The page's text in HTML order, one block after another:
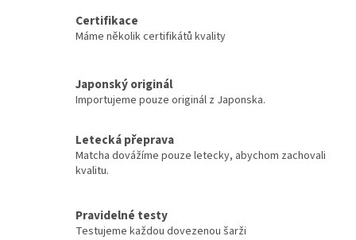
Certifikace
Máme několik certifikátů kvality
Japonský originál
Importujeme pouze originál z Japonska.
Letecká přeprava
Matcha dovážíme pouze letecky, abychom zachovali
kvalitu.
Pravidelné testy
Testujeme každou dovezenou šarži